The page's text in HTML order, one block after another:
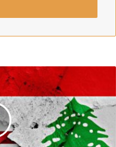
منذ 17 ساعة
الخارجية